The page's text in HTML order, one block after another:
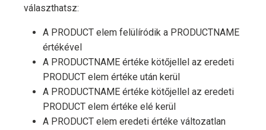
választhatsz:
A PRODUCT elem felülíródik a PRODUCTNAME
értékével
A PRODUCTNAME értéke kötőjellel az eredeti
PRODUCT elem értéke után kerül
A PRODUCTNAME értéke kötőjellel az eredeti
PRODUCT elem értéke elé kerül
A PRODUCT elem eredeti értéke változatlan